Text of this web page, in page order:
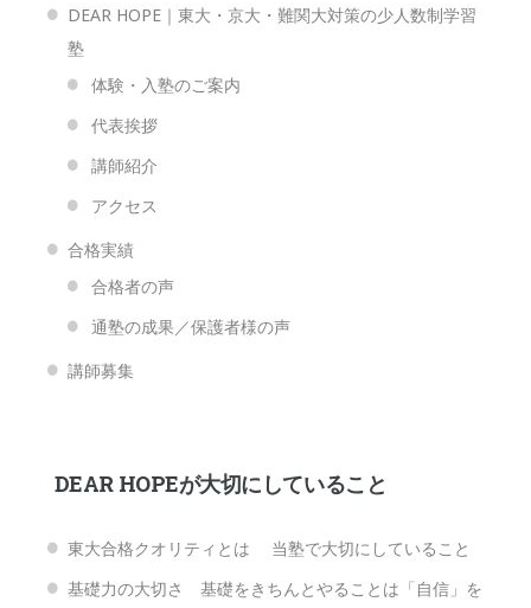
DEAR HOPE｜東大・京大・難関大対策の少人数制学習
塾
体験・入塾のご案内
代表挨拶
講師紹介
アクセス
合格実績
合格者の声
通塾の成果／保護者様の声
講師募集
DEAR HOPEが大切にしていること
東大合格クオリティとは 当塾で大切にしていること
基礎力の大切さ 基礎をきちんとやることは「自信」を